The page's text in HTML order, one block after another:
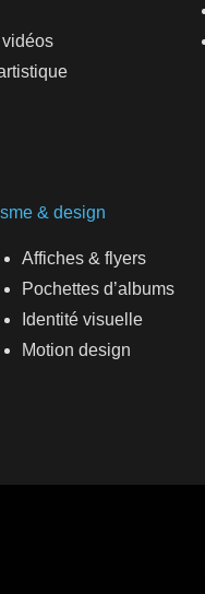
& design
Affiches & flyers
Pochettes d’albums
Identité visuelle
Motion design